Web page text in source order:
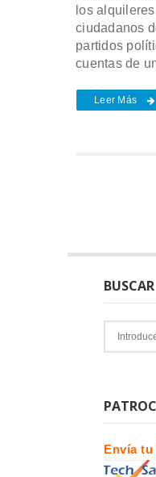
los
ciudadanos
partidos
cuentas de
Leer Más
BUSCAR
Envía tu